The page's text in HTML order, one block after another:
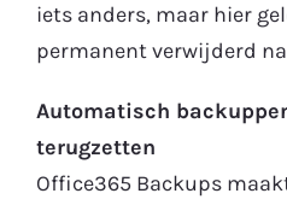
iets anders, maar hier
permanent verwijderd
Automatisch
terugzetten
Office365 Backups